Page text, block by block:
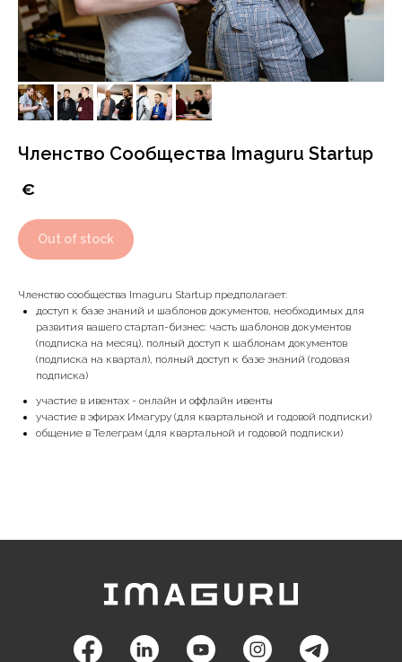
Членство Сообщества Imaguru Startup
€
Out of stock
Членство сообщества Imaguru Startup предполагает:
доступ к базе знаний и шаблонов документов, необходимых для
развития вашего стартап-бизнес: часть шаблонов документов
(подписка на месяц), полный доступ к шаблонам документов
(подписка на квартал), полный доступ к базе знаний (годовая
подписка)
участие в ивентах - онлайн и оффлайн ивенты
участие в эфирах Имагуру (для квартальной и годовой подписки)
общение в Телеграм (для квартальной и годовой подписки)